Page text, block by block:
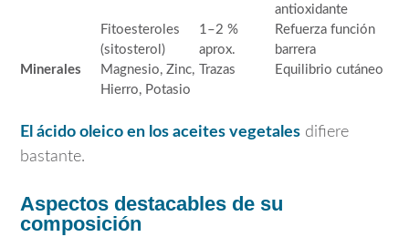
antioxidante
Fitoesteroles
(sitosterol)
1–2 %
aprox.
Refuerza función
barrera
Minerales
Magnesio, Zinc,
Hierro, Potasio
Trazas Equilibrio cutáneo
El ácido oleico en los aceites vegetales difiere
bastante.
Aspectos destacables de su
composición